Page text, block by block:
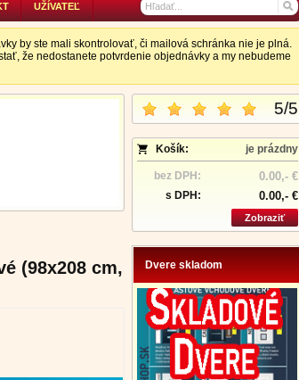
UŽÍVATEĽ
by ste mali skontrolovať, či mailová schránka nie je plná.
že nedostanete potvrdenie objednávky a my nebudeme
5/5
Košík: je prázdny
bez DPH: 0.00,- €
s DPH: 0.00,- €
Zobraziť
Dvere skladom
(98x208 cm,